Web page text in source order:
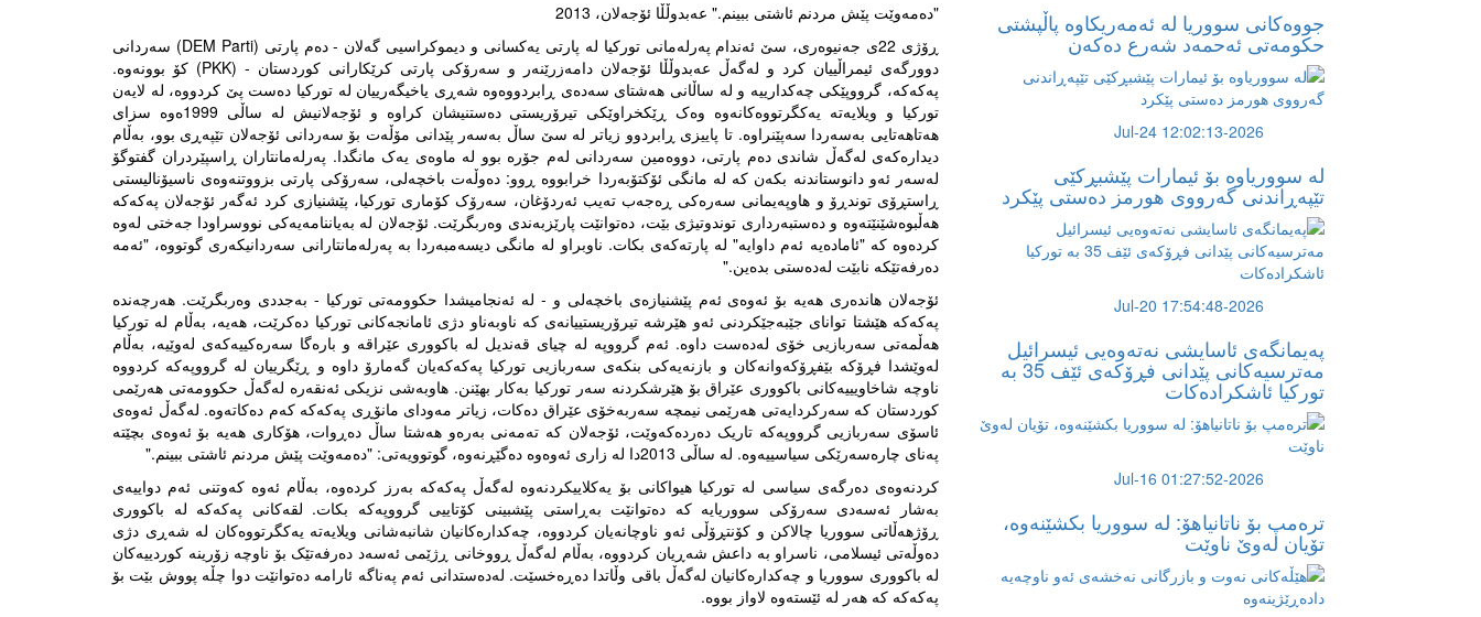
"دەمەوێت پێش مردنم ئاشتی ببینم." عەبدوڵڵا ئۆجەلان، 2013
ڕۆژی 22ی جەنیوەری، سێ ئەندام پەرلەمانی تورکیا لە پارتی یەکسانی و دیموکراسیی گەلان - دەم پارتی (DEM Parti) سەردانی
دوورگەی ئیمراڵییان کرد و لەگەڵ عەبدوڵڵا ئۆجەلان دامەزرێنەر و سەرۆکی پارتی کرێکارانی کوردستان - (PKK) کۆ بوونەوە.
پەکەکە، گرووپێکی چەکدارییە و لە ساڵانی هەشتای سەدەی ڕابردووەوە شەڕی یاخیگەرییان لە تورکیا دەست پێ کردووە، لە لایەن
تورکیا و ویلایەتە یەکگرتووەکانەوە وەک ڕێکخراوێکی تیرۆریستی دەستنیشان کراوە و ئۆجەلانیش لە ساڵی 1999ەوە سزای
هەتاهەتایی بەسەردا سەپێنراوە. تا پاییزی ڕابردوو زیاتر لە سێ ساڵ بەسەر پێدانی مۆڵەت بۆ سەردانی ئۆجەلان تێپەڕی بوو، بەڵام
دیدارەکەی لەگەڵ شاندی دەم پارتی، دووەمین سەردانی لەم جۆرە بوو لە ماوەی یەک مانگدا. پەرلەمانتاران ڕاسپێردران گفتوگۆ
لەسەر ئەو دانوستاندنە بکەن کە لە مانگی ئۆکتۆبەردا خرابووە ڕوو: دەوڵەت باخچەلی، سەرۆکی پارتی بزووتنەوەی ناسیۆنالیستی
ڕاستڕۆی توندڕۆ و هاوپەیمانی سەرەکی ڕەجەب تەیب ئەردۆغان، سەرۆک کۆماری تورکیا، پێشنیازی کرد ئەگەر ئۆجەلان پەکەکە
هەڵبوەشێنێتەوە و دەستبەرداری توندوتیژی بێت، دەتوانێت پارێزبەندی وەربگرێت. ئۆجەلان لە بەیاننامەیەکی نووسراودا جەختی لەوە
کردەوە کە "ئامادەیە ئەم داوایە" لە پارتەکەی بکات. ناوبراو لە مانگی دیسەمبەردا بە پەرلەمانتارانی سەردانیکەری گوتووە، "ئەمە
دەرفەتێکە نابێت لەدەستی بدەین."
ئۆجەلان هاندەری هەیە بۆ ئەوەی ئەم پێشنیازەی باخچەلی و - لە ئەنجامیشدا حکوومەتی تورکیا - بەجددی وەربگرێت. هەرچەندە
پەکەکە هێشتا توانای جێبەجێکردنی ئەو هێرشە تیرۆریستییانەی کە ناوبەناو دژی ئامانجەکانی تورکیا دەکرێت، هەیە، بەڵام لە تورکیا
هەڵمەتی سەربازیی خۆی لەدەست داوە. ئەم گرووپە لە چیای قەندیل لە باکووری عێراقە و بارەگا سەرەکییەکەی لەوێیە، بەڵام
لەوێشدا فڕۆکە بێفڕۆکەوانەکان و بازنەیەکی بنکەی سەربازیی تورکیا پەکەکەیان گەمارۆ داوە و ڕێگرییان لە گرووپەکە کردووە
ناوچە شاخاویییەکانی باکووری عێراق بۆ هێرشکردنە سەر تورکیا بەکار بهێنن. هاوبەشی نزیکی ئەنقەرە لەگەڵ حکوومەتی هەرێمی
کوردستان کە سەرکردایەتی هەرێمی نیمچە سەربەخۆی عێراق دەکات، زیاتر مەودای مانۆڕی پەکەکە کەم دەکاتەوە. لەگەڵ ئەوەی
ئاسۆی سەربازیی گرووپەکە تاریک دەردەکەوێت، ئۆجەلان کە تەمەنی بەرەو هەشتا ساڵ دەڕوات، هۆکاری هەیە بۆ ئەوەی بچێتە
پەنای چارەسەرێکی سیاسییەوە. لە ساڵی 2013دا لە زاری ئەوەوە دەگێڕنەوە، گوتوویەتی: "دەمەوێت پێش مردنم ئاشتی ببینم."
کردنەوەی دەرگەی سیاسی لە تورکیا هیواکانی بۆ یەکلاییکردنەوە لەگەڵ پەکەکە بەرز کردەوە، بەڵام ئەوە کەوتنی ئەم دواییەی
بەشار ئەسەدی سەرۆکی سووریایە کە دەتوانێت بەڕاستی پێشبینی کۆتاییی گرووپەکە بکات. لقەکانی پەکەکە لە باکووری
ڕۆژهەڵاتی سووریا چالاکن و کۆنتڕۆڵی ئەو ناوچانەیان کردووە، چەکدارەکانیان شانبەشانی ویلایەتە یەکگرتووەکان لە شەڕی دژی
دەوڵەتی ئیسلامی، ناسراو بە داعش شەڕیان کردووە، بەڵام لەگەڵ ڕووخانی ڕژێمی ئەسەد دەرفەتێک بۆ ناوچە زۆرینە کوردییەکان
لە باکووری سووریا و چەکدارەکانیان لەگەڵ باقی وڵاتدا دەڕەخسێت. لەدەستدانی ئەم پەناگە ئارامە دەتوانێت دوا چڵە پووش بێت بۆ
پەکەکە کە هەر لە ئێستەوە لاواز بووە.
جووەكانی سووریا لە ئەمەریكاوە پاڵپشتی
حكومەتی ئەحمەد شەرع دەكەن
2026-Jul-24 12:02:13
لە سووریاوە بۆ ئیمارات پێشبڕکێى
تێپەڕاندنى گەرووى هورمز دەستى پێکرد
2026-Jul-20 17:54:48
پەیمانگەی ئاسایشی نەتەوەیی ئیسرائیل
مەترسیەكانی پێدانی فڕۆكەی ئێف 35 بە
توركیا ئاشكرادەكات
2026-Jul-16 01:27:52
ترەمپ بۆ ناتانیاهۆ: لە سووریا بکشێنەوە،
تۆیان لەوێ ناوێت